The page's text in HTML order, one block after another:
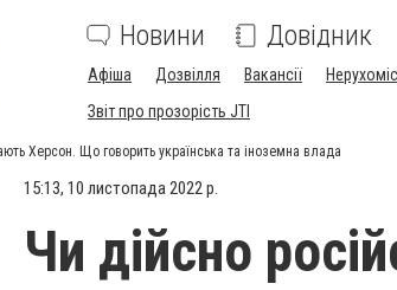
Новини Довідник
Афіша Дозвілля Вакансії
Звіт про прозорість JTI
Херсон. Що говорить українська та іноземна влада
15:13, 10 листопада 2022 р.
Чи дійсно